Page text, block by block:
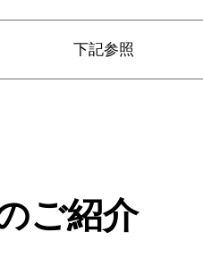
下記参照
ご紹介